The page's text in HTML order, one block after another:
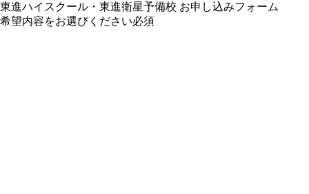
東進ハイスクール・東進衛星予備校 お申し込みフォーム
希望内容をお選びください必須